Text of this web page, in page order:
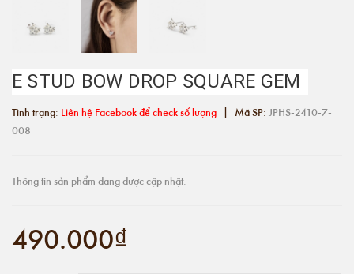
E STUD BOW DROP SQUARE GEM
Tình trạng: Liên hệ Facebook để check số lượng | Mã SP: JPHS-2410-7-
008
Thông tin sản phẩm đang được cập nhật.
490.000₫